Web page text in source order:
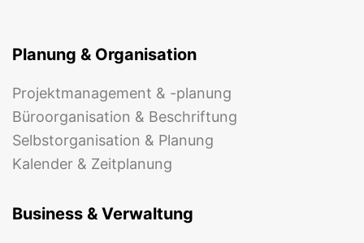
Planung & Organisation
Projektmanagement & -planung
Büroorganisation & Beschriftung
Selbstorganisation & Planung
Kalender & Zeitplanung
Business & Verwaltung